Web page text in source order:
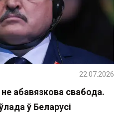
абавязкова свабода.
ў Беларусі
22.07.2026